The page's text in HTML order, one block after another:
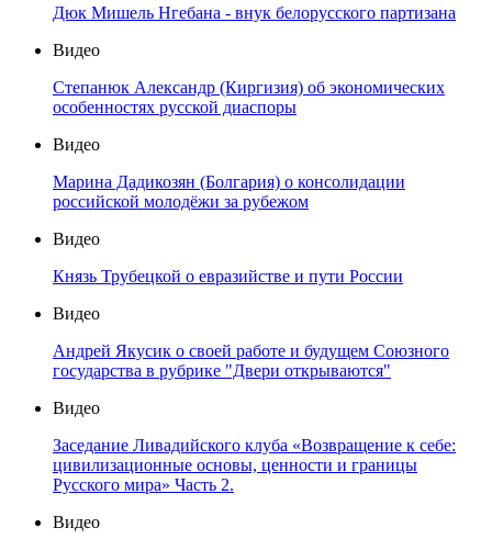
Дюк Мишель Нгебана - внук белорусского партизана
Видео
Степанюк Александр (Киргизия) об экономических
особенностях русской диаспоры
Видео
Марина Дадикозян (Болгария) о консолидации
российской молодёжи за рубежом
Видео
Князь Трубецкой о евразийстве и пути России
Видео
Андрей Якусик о своей работе и будущем Союзного
государства в рубрике "Двери открываются"
Видео
Заседание Ливадийского клуба «Возвращение к себе:
цивилизационные основы, ценности и границы
Русского мира» Часть 2.
Видео